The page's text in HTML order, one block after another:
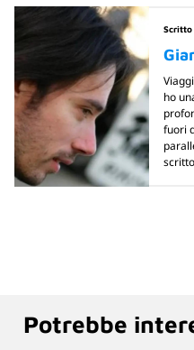
Scritto
ho
fuori
Potrebbe